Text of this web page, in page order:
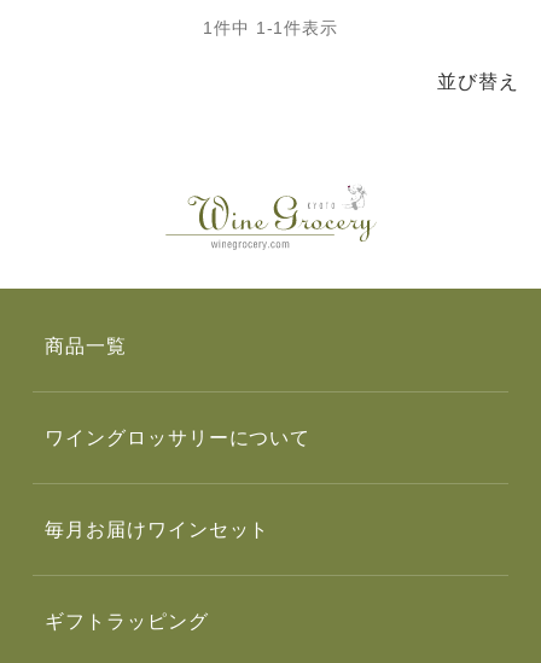
並び替え
1 件中 1 -1件表示
商品一覧
ワイングロッサリーについて
毎月お届けワインセット
ギフトラッピング